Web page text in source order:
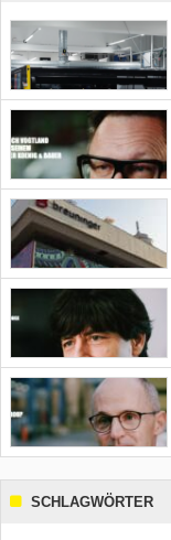
SCHLAGWÖRTER